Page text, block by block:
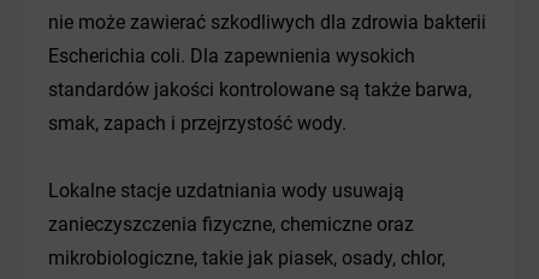
nie może zawierać szkodliwych dla zdrowia bakterii
Escherichia coli. Dla zapewnienia wysokich
standardów jakości kontrolowane są także barwa,
smak, zapach i przejrzystość wody.
Lokalne stacje uzdatniania wody usuwają
zanieczyszczenia fizyczne, chemiczne oraz
mikrobiologiczne, takie jak piasek, osady, chlor,